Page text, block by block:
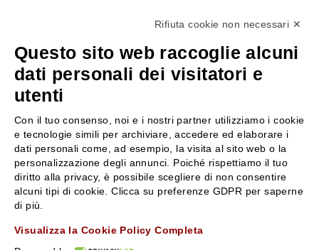
servizioclienti@rossiprofumi.it
SERVIZIO CLIENTI
Resi e rimborsi
Pagamenti
Spedizione
Condizioni generali di vendita
Privacy Policy
Chi siamo
Contattaci
Negozi
Attiva la Rossi Card
Lavora con noi
Rifiuta cookie non necessari ✕
Questo sito web raccoglie alcuni
dati personali dei visitatori e
utenti
Con il tuo consenso, noi e i nostri partner utilizziamo i cookie
e tecnologie simili per archiviare, accedere ed elaborare i
dati personali come, ad esempio, la visita al sito web o la
personalizzazione degli annunci. Poiché rispettiamo il tuo
diritto alla privacy, è possibile scegliere di non consentire
alcuni tipi di cookie. Clicca su preferenze GDPR per saperne
di più.
Visualizza la Cookie Policy Completa